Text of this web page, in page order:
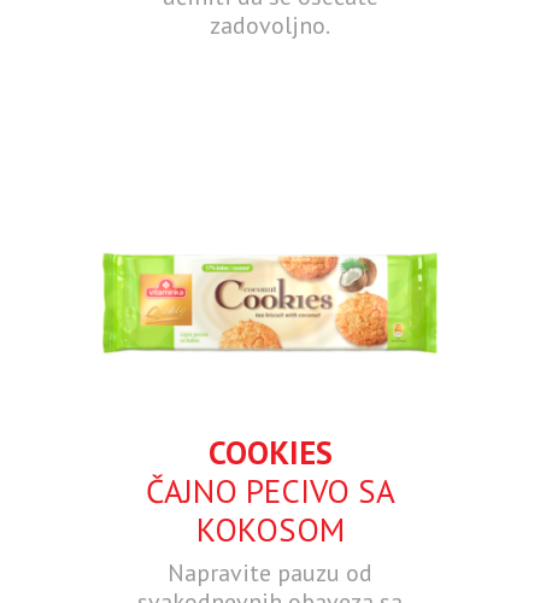
zadovoljno.
COOKIES
ČAJNO PECIVO SA
KOKOSOM
Napravite pauzu od